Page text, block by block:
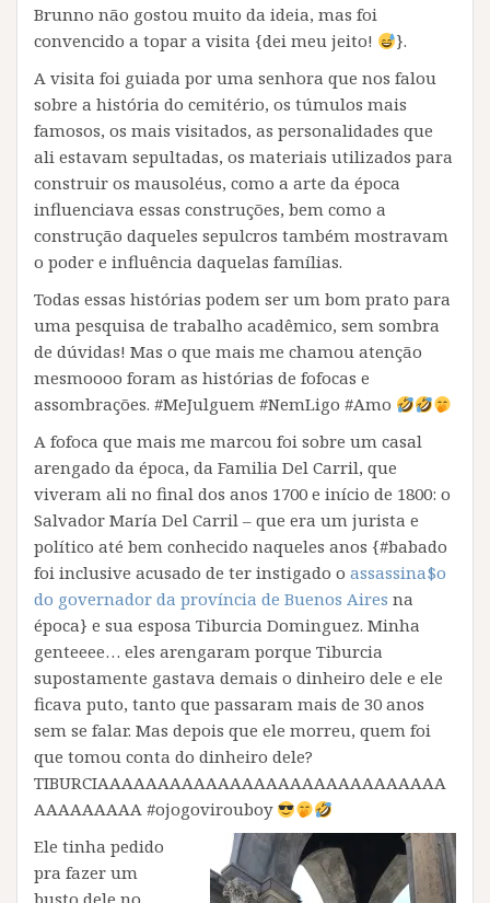
Brunno não gostou muito da ideia, mas foi
convencido a topar a visita {dei meu jeito!
}.
A visita foi guiada por uma senhora que nos falou
sobre a história do cemitério, os túmulos mais
famosos, os mais visitados, as personalidades que
ali estavam sepultadas, os materiais utilizados para
construir os mausoléus, como a arte da época
influenciava essas construções, bem como a
construção daqueles sepulcros também mostravam
o poder e influência daquelas famílias.
Todas essas histórias podem ser um bom prato para
uma pesquisa de trabalho acadêmico, sem sombra
de dúvidas! Mas o que mais me chamou atenção
mesmoooo foram as histórias de fofocas e
assombrações. #MeJulguem #NemLigo #Amo
A fofoca que mais me marcou foi sobre um casal
arengado da época, da Familia Del Carril, que
viveram ali no final dos anos 1700 e início de 1800: o
Salvador María Del Carril – que era um jurista e
político até bem conhecido naqueles anos {#babado
foi inclusive acusado de ter instigado o assassina$o
do governador da província de Buenos Aires na
época} e sua esposa Tiburcia Dominguez. Minha
genteeee… eles arengaram porque Tiburcia
supostamente gastava demais o dinheiro dele e ele
ficava puto, tanto que passaram mais de 30 anos
sem se falar. Mas depois que ele morreu, quem foi
que tomou conta do dinheiro dele?
TIBURCIAAAAAAAAAAAAAAAAAAAAAAAAAAAAA
AAAAAAAAA #ojogovirouboy
Ele tinha pedido
pra fazer um
busto dele no